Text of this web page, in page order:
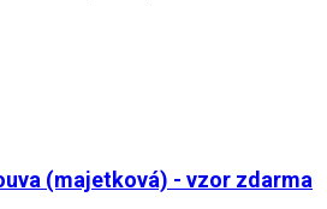
(majetková) - vzor zdarma